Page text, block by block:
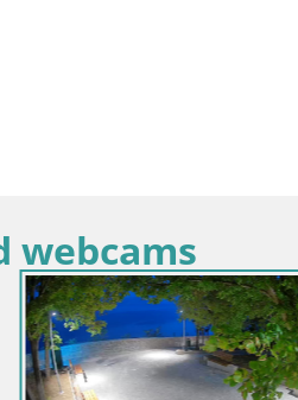
webcams